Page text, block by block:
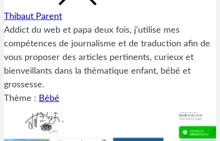
Thibaut Parent
Addict du web et papa deux fois, j’utilise mes
compétences de journalisme et de traduction afin de
vous proposer des articles pertinents, curieux et
bienveillants dans la thématique enfant, bébé et
grossesse.
Thème : Bébé